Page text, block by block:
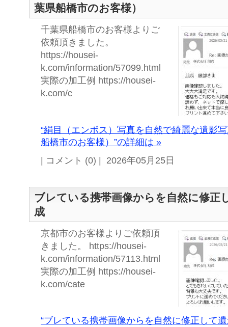
葉県船橋市のお客様）
千葉県船橋市のお客様よりご
依頼頂きました。
https://housei-
k.com/information/57099.html
実際の加工例 https://housei-
k.com/c
“絹目（エンボス）写真を自然で綺麗な遺影
船橋市のお客様）”の詳細は »
| コメント (0) | 2026年05月25日
ブレている携帯画像からを自然に修正
成
京都市のお客様よりご依頼頂
きました。 https://housei-
k.com/information/57113.html
実際の加工例 https://housei-
k.com/cate
“ブレている携帯画像からを自然に修正して